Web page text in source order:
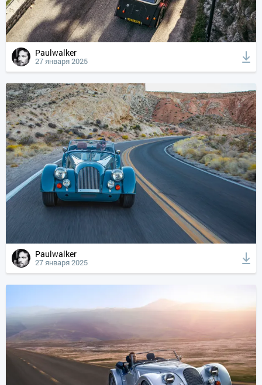
Paulwalker
27 января 2025
Paulwalker
27 января 2025